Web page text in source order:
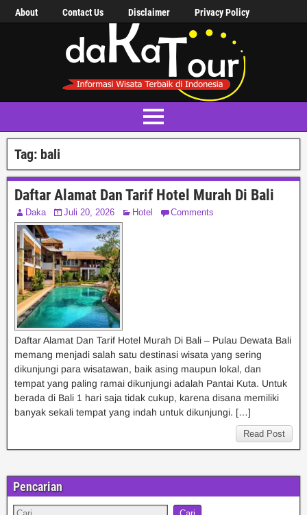
About Contact Us Disclaimer Privacy Policy
Tag: bali
Daftar Alamat Dan Tarif Hotel Murah Di Bali
Daka Juli 20, 2026 Hotel Comments
Daftar Alamat Dan Tarif Hotel Murah Di Bali – Pulau Dewata Bali
memang menjadi salah satu destinasi wisata yang sering
dikunjungi para wisatawan, baik asing maupun lokal, dan
tempat yang paling ramai dikunjungi adalah Pantai Kuta. Untuk
berada di Bali 1 hari saja tidak cukup, karena disana memiliki
banyak sekali tempat yang indah untuk dikunjungi. […]
Read Post
Pencarian